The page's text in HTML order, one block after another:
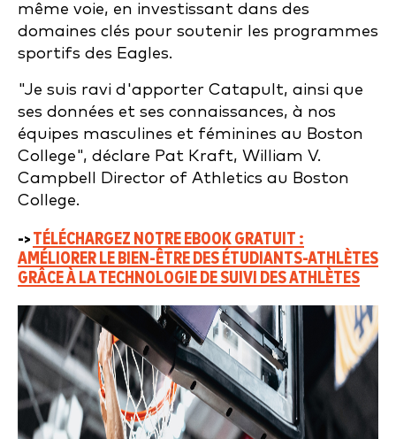
même voie, en investissant dans des
domaines clés pour soutenir les programmes
sportifs des Eagles.
"Je suis ravi d'apporter Catapult, ainsi que
ses données et ses connaissances, à nos
équipes masculines et féminines au Boston
College", déclare Pat Kraft, William V.
Campbell Director of Athletics au Boston
College.
-> TÉLÉCHARGEZ NOTRE EBOOK GRATUIT :
AMÉLIORER LE BIEN-ÊTRE DES ÉTUDIANTS-ATHLÈTES
GRÂCE À LA TECHNOLOGIE DE SUIVI DES ATHLÈTES